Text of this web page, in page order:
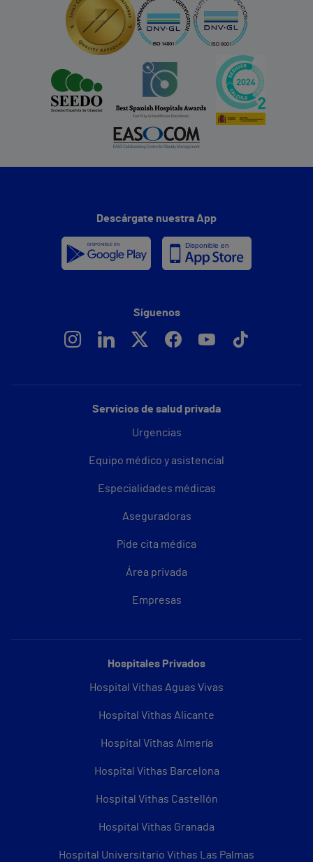
Servicios de salud privada
Urgencias
Equipo médico y asistencial
Especialidades médicas
Aseguradoras
Pide cita médica
Área privada
Empresas
Hospitales Privados
Hospital Vithas Aguas Vivas
Hospital Vithas Alicante
Hospital Vithas Almería
Hospital Vithas Barcelona
Hospital Vithas Castellón
Hospital Vithas Granada
Hospital Universitario Vithas Las Palmas
Descárgate nuestra App
Síguenos